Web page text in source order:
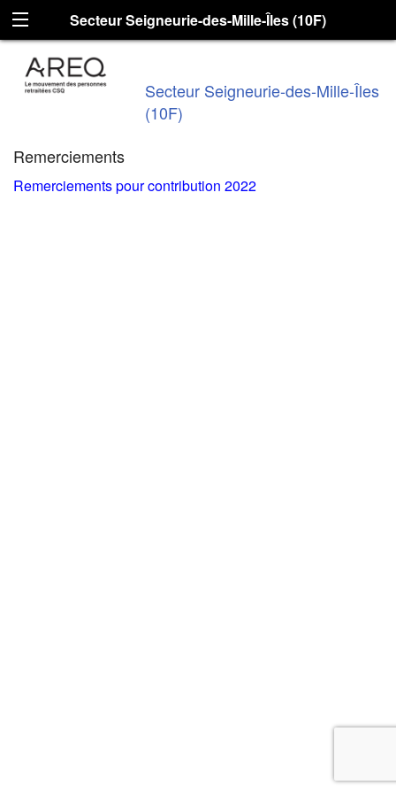
Secteur Seigneurie-des-Mille-Îles (10F)
Secteur Seigneurie-des-Mille-Îles
(10F)
Remerciements
Remerciements pour contribution 2022